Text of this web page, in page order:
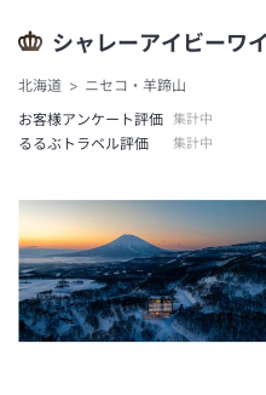
シャレーアイビーワ
北海道
ニセコ・羊蹄山
お客様アンケート評価
集計中
るるぶトラベル評価 集計中